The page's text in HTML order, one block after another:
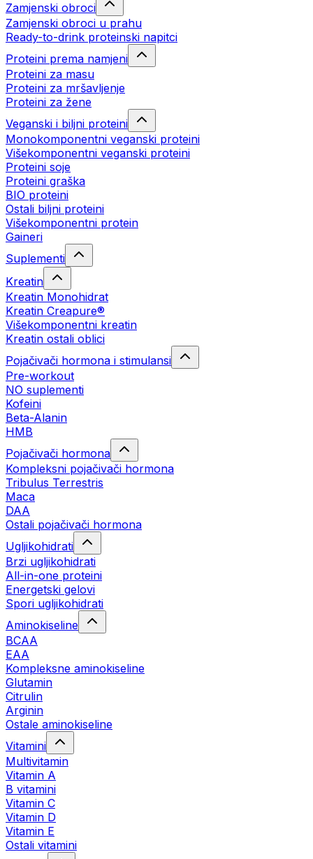
Zamjenski obroci
Zamjenski obroci u prahu
Ready-to-drink proteinski napitci
Proteini prema namjeni
Proteini za masu
Proteini za mršavljenje
Proteini za žene
Veganski i biljni proteini
Monokomponentni veganski proteini
Višekomponentni veganski proteini
Proteini soje
Proteini graška
BIO proteini
Ostali biljni proteini
Višekomponentni protein
Gaineri
Suplementi
Kreatin
Kreatin Monohidrat
Kreatin Creapure®
Višekomponentni kreatin
Kreatin ostali oblici
Pojačivači hormona i stimulansi
Pre-workout
NO suplementi
Kofeini
Beta-Alanin
HMB
Pojačivači hormona
Kompleksni pojačivači hormona
Tribulus Terrestris
Maca
DAA
Ostali pojačivači hormona
Ugljikohidrati
Brzi ugljikohidrati
All-in-one proteini
Energetski gelovi
Spori ugljikohidrati
Aminokiseline
BCAA
EAA
Kompleksne aminokiseline
Glutamin
Citrulin
Arginin
Ostale aminokiseline
Vitamini
Multivitamin
Vitamin A
B vitamini
Vitamin C
Vitamin D
Vitamin E
Ostali vitamini